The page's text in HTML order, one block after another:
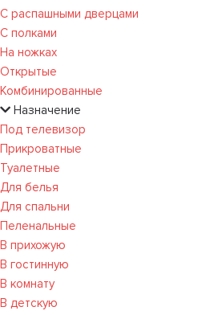
С распашными дверцами
С полками
На ножках
Открытые
Комбинированные
Назначение
Под телевизор
Прикроватные
Туалетные
Для белья
Для спальни
Пеленальные
В прихожую
В гостинную
В комнату
В детскую